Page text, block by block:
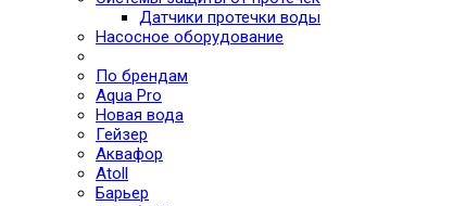
Датчики протечки воды
Насосное оборудование
По брендам
Aqua Pro
Новая вода
Гейзер
Аквафор
Atoll
Барьер